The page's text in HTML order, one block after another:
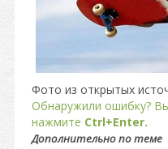
Фото из открытых
Обнаружили ошибку?
нажмите Ctrl+Enter.
Дополнительно по теме